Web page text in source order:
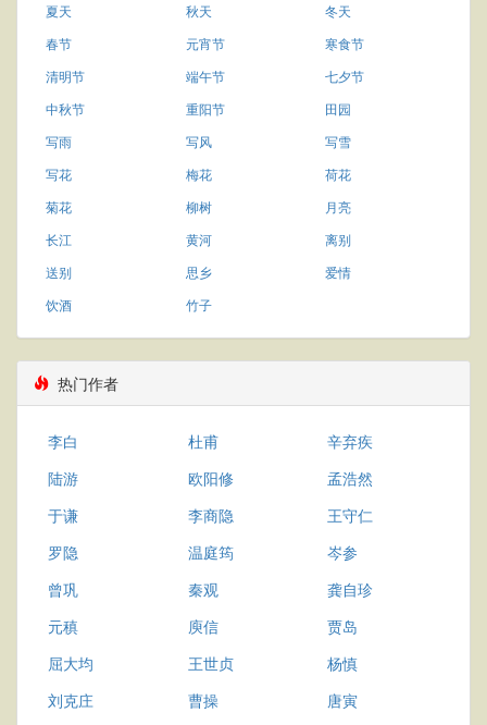
夏天
秋天
冬天
春节
元宵节
寒食节
清明节
端午节
七夕节
中秋节
重阳节
田园
写雨
写风
写雪
写花
梅花
荷花
菊花
柳树
月亮
长江
黄河
离别
送别
思乡
爱情
饮酒
竹子
热门作者
李白 杜甫
辛弃疾
陆游
欧阳修
孟浩然
于谦
李商隐
王守仁
罗隐
温庭筠
岑参
曾巩
秦观
龚自珍
元稹
庾信
贾岛
屈大均
王世贞
杨慎
刘克庄
曹操
唐寅